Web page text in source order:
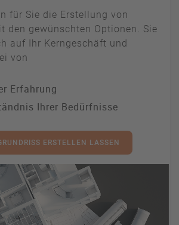
für Sie die Erstellung von
den gewünschten Optionen. Sie
auf Ihr Kerngeschäft und
von
Erfahrung
Ihrer Bedürfnisse
ERSTELLEN LASSEN